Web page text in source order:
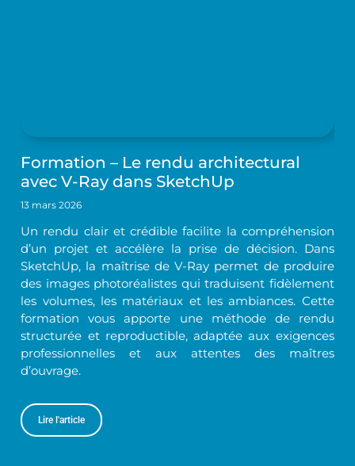
Formation – Le rendu architectural
avec V-Ray dans SketchUp
13 mars 2026
Un rendu clair et crédible facilite la compréhension
d’un projet et accélère la prise de décision. Dans
SketchUp, la maîtrise de V-Ray permet de produire
des images photoréalistes qui traduisent fidèlement
les volumes, les matériaux et les ambiances. Cette
formation vous apporte une méthode de rendu
structurée et reproductible, adaptée aux exigences
professionnelles et aux attentes des maîtres
d’ouvrage.
Lire l'article